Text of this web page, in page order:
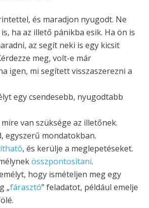
és maradjon nyugodt. Ne
ha az illető pánikba esik. Ha ön is
az segít neki is egy kicsit
meg, volt-e már
igen, mi segített visszaszerezni a
egy csendesebb, nyugodtabb
van szüksége az illetőnek.
egyszerű mondatokban.
, és kerülje a meglepetéseket.
összpontosítani.
hogy ismételjen meg egy
„fárasztó” feladatot, például emelje